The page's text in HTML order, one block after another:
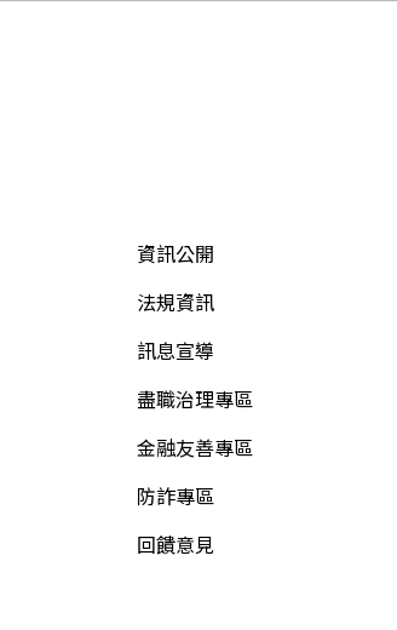
資訊公開
法規資訊
訊息宣導
盡職治理專區
金融友善專區
防詐專區
回饋意見